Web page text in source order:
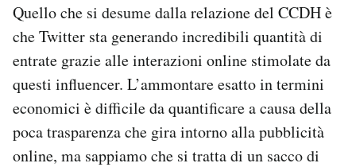
Quello che si desume dalla relazione del CCDH è
che Twitter sta generando incredibili quantità di
entrate grazie alle interazioni online stimolate da
questi influencer. L’ammontare esatto in termini
economici è difficile da quantificare a causa della
poca trasparenza che gira intorno alla pubblicità
online, ma sappiamo che si tratta di un sacco di